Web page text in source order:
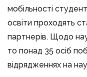
мобільності
освіти проходять
партнерів. Щодо
то понад 35 осіб
відрядженнях на